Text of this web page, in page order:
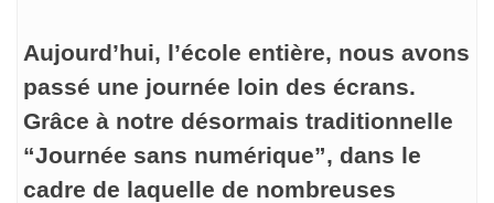
Aujourd’hui, l’école entière, nous avons
passé une journée loin des écrans.
Grâce à notre désormais traditionnelle
“Journée sans numérique”, dans le
cadre de laquelle de nombreuses